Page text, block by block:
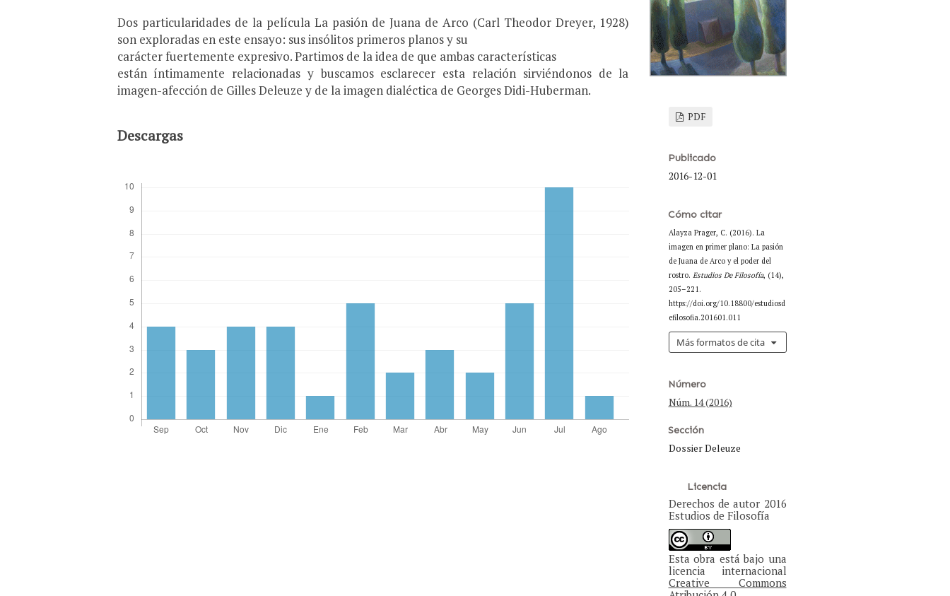
Dos particularidades de la película La pasión de Juana de Arco (Carl Theodor Dreyer, 1928)
son exploradas en este ensayo: sus insólitos primeros planos y su
carácter fuertemente expresivo. Partimos de la idea de que ambas características
están íntimamente relacionadas y buscamos esclarecer esta relación sirviéndonos de la
imagen-afección de Gilles Deleuze y de la imagen dialéctica de Georges Didi-Huberman.
Descargas
PDF
Publicado
2016-12-01
Cómo citar
Alayza Prager, C. (2016). La
imagen en primer plano: La pasión
de Juana de Arco y el poder del
rostro. Estudios De Filosofía, (14),
205–221.
https://doi.org/10.18800/estudiosd
efilosofia.201601.011
Más formatos de cita
Número
Núm. 14 (2016)
Sección
Dossier Deleuze
Licencia
Derechos de autor 2016
Estudios de Filosofía
Esta obra está bajo una
licencia internacional
Creative Commons